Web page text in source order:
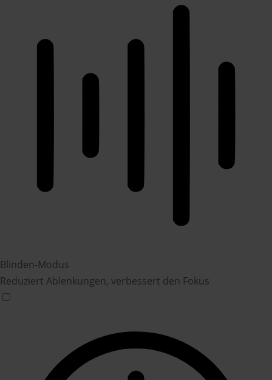
Blinden-Modus
Reduziert Ablenkungen, verbessert den Fokus